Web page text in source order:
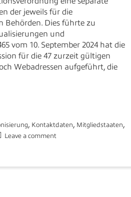
der jeweils für die
Behörden. Dies führte zu
und
vom 10. September 2024 hat die
für die 47 zurzeit gültigen
Webadressen aufgeführt, die
, Kontaktdaten, Mitgliedstaaten,
Leave a comment